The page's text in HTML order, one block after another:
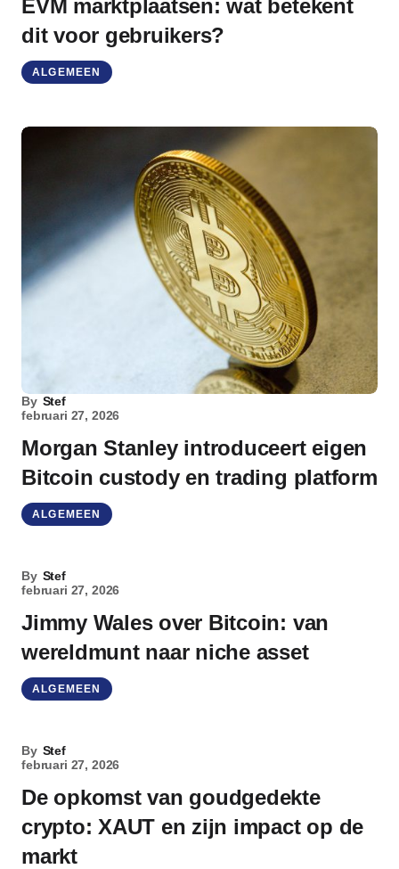
EVM marktplaatsen: wat betekent
dit voor gebruikers?
ALGEMEEN
By Stef
februari 27, 2026
Morgan Stanley introduceert eigen
Bitcoin custody en trading platform
ALGEMEEN
By Stef
februari 27, 2026
Jimmy Wales over Bitcoin: van
wereldmunt naar niche asset
ALGEMEEN
By Stef
februari 27, 2026
De opkomst van goudgedekte
crypto: XAUT en zijn impact op de
markt